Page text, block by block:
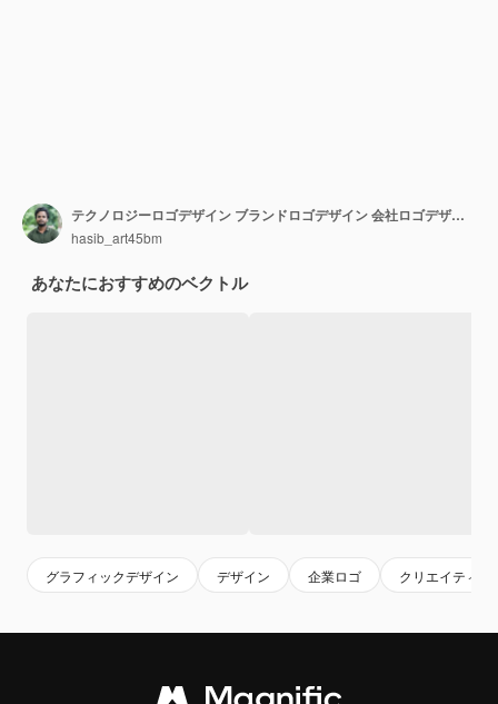
テクノロジーロゴデザイン ブランドロゴデザイン 会社ロゴデザイン
hasib_art45bm
あなたにおすすめのベクトル
グラフィックデザイン デザイン 企業ロゴ クリエイティブ